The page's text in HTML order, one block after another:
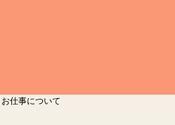
お仕事について